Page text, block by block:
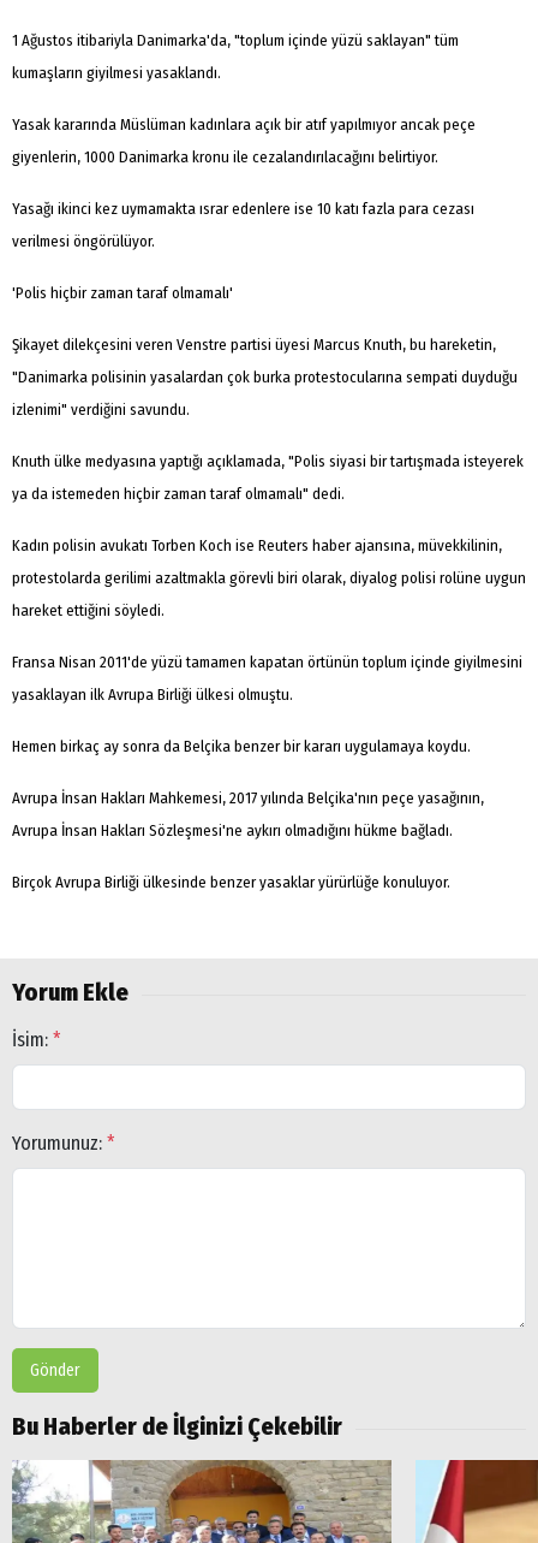
1 Ağustos itibariyla Danimarka'da, "toplum içinde yüzü saklayan" tüm
kumaşların giyilmesi yasaklandı.
Yasak kararında Müslüman kadınlara açık bir atıf yapılmıyor ancak peçe
giyenlerin, 1000 Danimarka kronu ile cezalandırılacağını belirtiyor.
Yasağı ikinci kez uymamakta ısrar edenlere ise 10 katı fazla para cezası
verilmesi öngörülüyor.
'Polis hiçbir zaman taraf olmamalı'
Şikayet dilekçesini veren Venstre partisi üyesi Marcus Knuth, bu hareketin,
"Danimarka polisinin yasalardan çok burka protestocularına sempati duyduğu
izlenimi" verdiğini savundu.
Knuth ülke medyasına yaptığı açıklamada, "Polis siyasi bir tartışmada isteyerek
ya da istemeden hiçbir zaman taraf olmamalı" dedi.
Kadın polisin avukatı Torben Koch ise Reuters haber ajansına, müvekkilinin,
protestolarda gerilimi azaltmakla görevli biri olarak, diyalog polisi rolüne uygun
hareket ettiğini söyledi.
Fransa Nisan 2011'de yüzü tamamen kapatan örtünün toplum içinde giyilmesini
yasaklayan ilk Avrupa Birliği ülkesi olmuştu.
Hemen birkaç ay sonra da Belçika benzer bir kararı uygulamaya koydu.
Avrupa İnsan Hakları Mahkemesi, 2017 yılında Belçika'nın peçe yasağının,
Avrupa İnsan Hakları Sözleşmesi'ne aykırı olmadığını hükme bağladı.
Birçok Avrupa Birliği ülkesinde benzer yasaklar yürürlüğe konuluyor.
Yorum Ekle
İsim: *
Yorumunuz: *
Gönder
Bu Haberler de İlginizi Çekebilir